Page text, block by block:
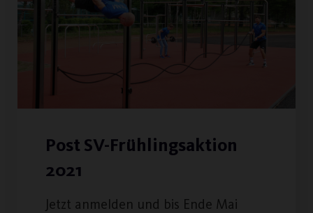
Post SV-Frühlingsaktion
2021
Jetzt anmelden und bis Ende Mai